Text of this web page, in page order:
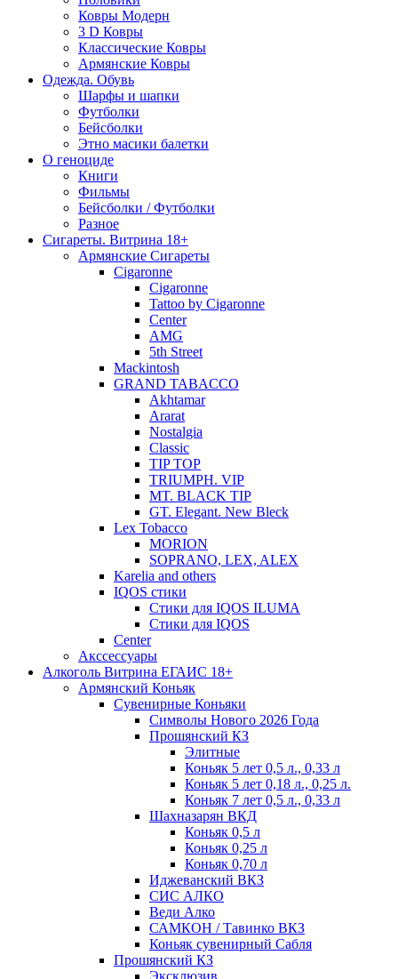
Ковры Модерн
3 D Ковры
Классические Ковры
Армянские Ковры
Одежда. Обувь
Шарфы и шапки
Футболки
Бейсболки
Этно масики балетки
О геноциде
Книги
Фильмы
Бейсболки / Футболки
Разное
Сигареты. Витрина 18+
Армянские Сигареты
Cigaronne
Cigaronne
Tattoo by Cigaronne
Center
AMG
5th Street
Mackintosh
GRAND TABACCO
Akhtamar
Ararat
Nostalgia
Classic
TIP TOP
TRIUMPH. VIP
MT. BLACK TIP
GT. Elegant. New Bleck
Lex Tobacco
MORION
SOPRANO, LEX, ALEX
Karelia and others
IQOS стики
Стики для IQOS ILUMA
Стики для IQOS
Сenter
Акссессуары
Алкоголь Витрина ЕГАИС 18+
Армянский Коньяк
Сувенирные Коньяки
Символы Нового 2026 Года
Прошянский КЗ
Элитные
Коньяк 5 лет 0,5 л., 0,33 л
Коньяк 5 лет 0,18 л., 0,25 л.
Коньяк 7 лет 0,5 л., 0,33 л
Шахназарян ВКД
Коньяк 0,5 л
Коньяк 0,25 л
Коньяк 0,70 л
Иджеванский ВКЗ
СИС АЛКО
Веди Алко
САМКОН / Тавинко ВКЗ
Коньяк сувенирный Сабля
Прошянский КЗ
Эксклюзив